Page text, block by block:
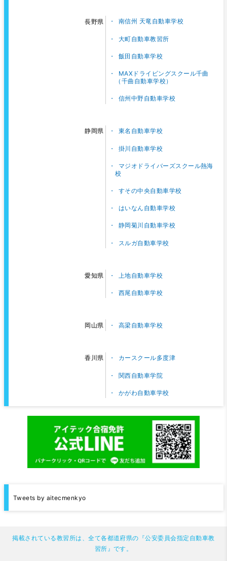
長野県 南信州 天竜自動車学校
大町自動車教習所
飯田自動車学校
MAXドライビングスクール千曲
（千曲自動車学校）
信州中野自動車学校
静岡県 東名自動車学校
掛川自動車学校
マジオドライバーズスクール熱海
校
すその中央自動車学校
はいなん自動車学校
静岡菊川自動車学校
スルガ自動車学校
愛知県 上地自動車学校
西尾自動車学校
岡山県 高梁自動車学校
香川県 カースクール多度津
関西自動車学院
かがわ自動車学校
Tweets by aitecmenkyo
掲載されている教習所は、全て各都道府県の『公安委員会指定自動車教
習所』です。